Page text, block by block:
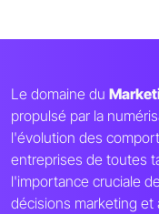
Le domaine du
propulsé par la
l'évolution des
entreprises de toutes
l'importance cruciale
décisions marketing et